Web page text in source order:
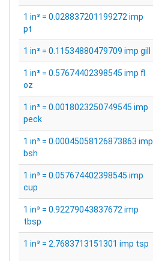
1 in³ = 0.028837201199272 imp
pt
1 in³ = 0.11534880479709 imp gill
1 in³ = 0.57674402398545 imp fl
oz
1 in³ = 0.0018023250749545 imp
peck
1 in³ = 0.00045058126873863 imp
bsh
1 in³ = 0.057674402398545 imp
cup
1 in³ = 0.92279043837672 imp
tbsp
1 in³ = 2.7683713151301 imp tsp